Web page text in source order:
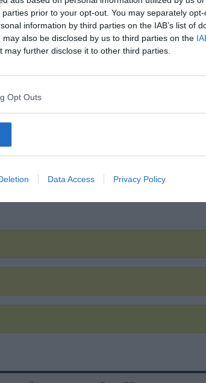
prior to your opt-out. You may separately
information by third parties on the IAB’s list of
also be disclosed by us to third parties on the
may further disclose it to other third parties.
Opt Outs
Data Access Privacy Policy
Hirdetés